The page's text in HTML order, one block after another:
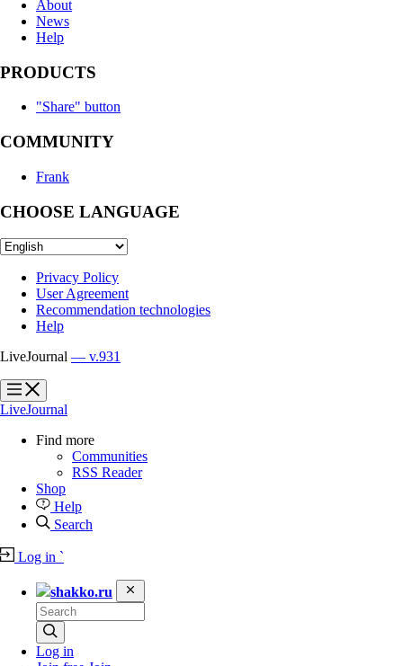
About
News
Help
PRODUCTS
"Share" button
COMMUNITY
Frank
CHOOSE LANGUAGE
Privacy Policy
User Agreement
Recommendation technologies
Help
LiveJournal — v.931
?
?
LiveJournal
Find more
Communities
RSS Reader
Shop
Help
Search
Log in `
shakko.ru
Log in